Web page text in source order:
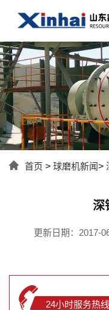
首页 > 球磨机新闻>
深
更新日期：2017-
24小时服务热线